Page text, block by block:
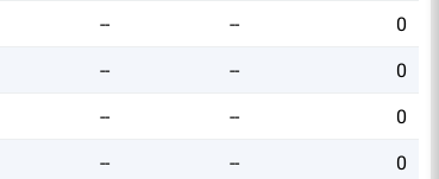
0
--
--
0
--
--
0
--
--
0
--
--